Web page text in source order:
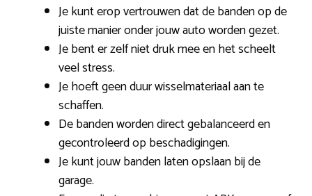
Je kunt erop vertrouwen dat de banden op de
juiste manier onder jouw auto worden gezet.
Je bent er zelf niet druk mee en het scheelt
veel stress.
Je hoeft geen duur wisselmateriaal aan te
schaffen.
De banden worden direct gebalanceerd en
gecontroleerd op beschadigingen.
Je kunt jouw banden laten opslaan bij de
garage.